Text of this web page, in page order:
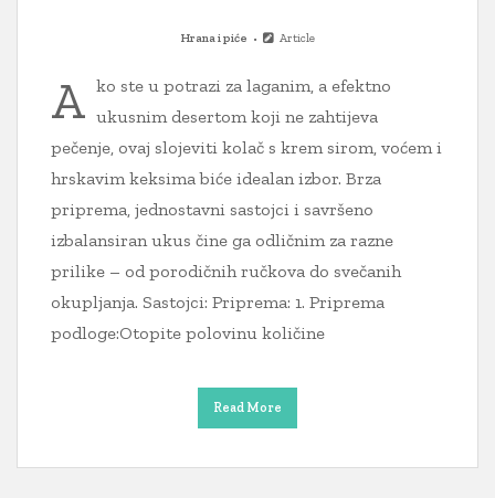
Hrana i piće Article
A ko ste u potrazi za laganim, a efektno
ukusnim desertom koji ne zahtijeva
pečenje, ovaj slojeviti kolač s krem sirom, voćem i
hrskavim keksima biće idealan izbor. Brza
priprema, jednostavni sastojci i savršeno
izbalansiran ukus čine ga odličnim za razne
prilike – od porodičnih ručkova do svečanih
okupljanja. Sastojci: Priprema: 1. Priprema
podloge:Otopite polovinu količine
Read More